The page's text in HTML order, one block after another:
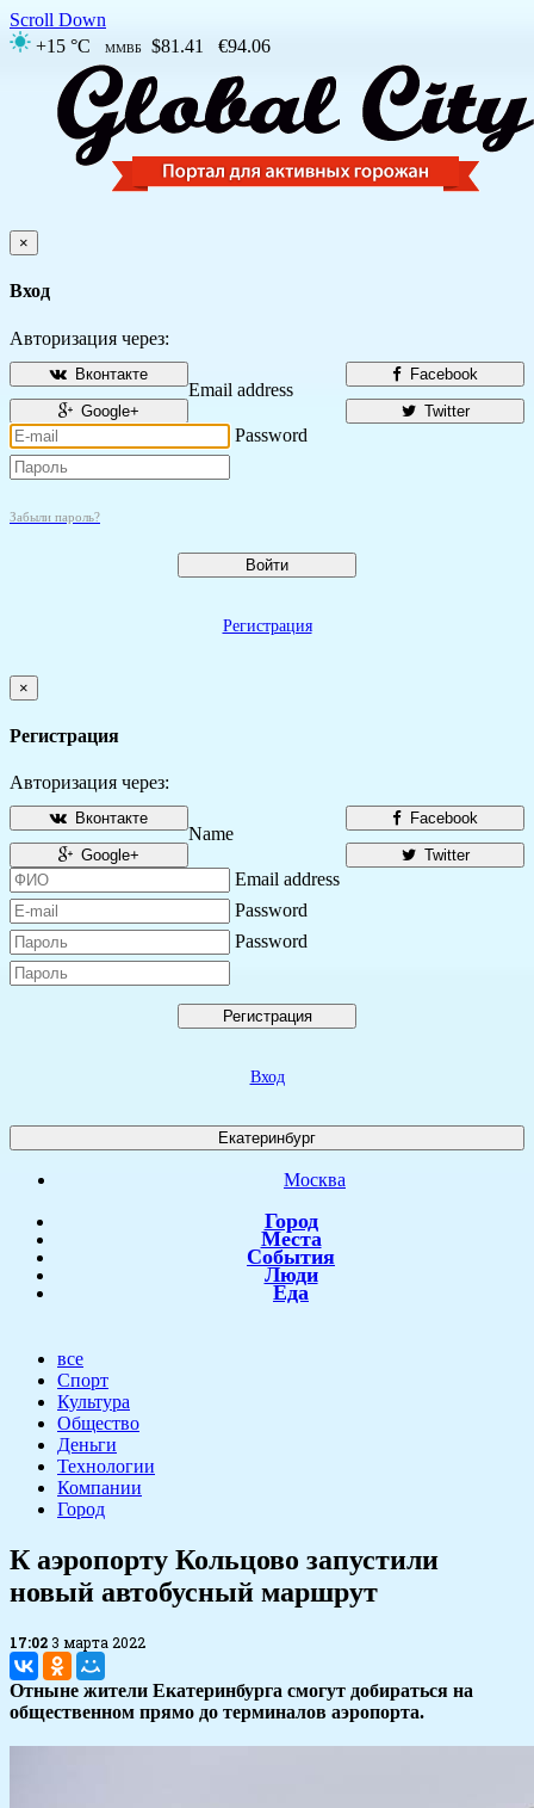
Scroll Down
+15 °C
ММВБ $81.41 €94.06
×
Вход
Авторизация через:
Facebook
Вконтакте
Twitter
Google+
Email address
Password
Забыли пароль?
Войти
Регистрация
×
Регистрация
Авторизация через:
Facebook
Вконтакте
Twitter
Google+
Name
Email address
Password
Password
Регистрация
Вход
Екатеринбург
Москва
Город
Места
События
Люди
Еда
все
Спорт
Культура
Общество
Деньги
Технологии
Компании
Город
К аэропорту Кольцово запустили
новый автобусный маршрут
17:02 3 марта 2022
Отныне жители Екатеринбурга смогут добираться на
общественном прямо до терминалов аэропорта.